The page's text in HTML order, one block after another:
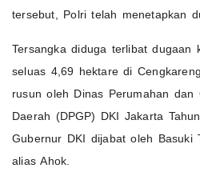
tersebut, Polri telah menetapkan
Tersangka diduga terlibat dugaan
seluas 4,69 hektare di
rusun oleh Dinas Perumahan dan
Daerah (DPGP) DKI Jakarta
Gubernur DKI dijabat oleh Basuki
alias Ahok.